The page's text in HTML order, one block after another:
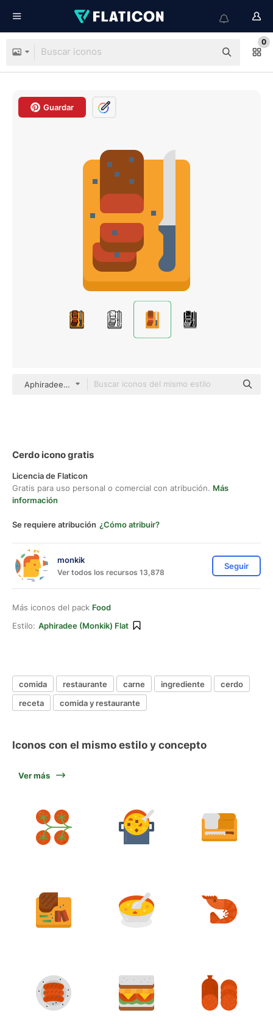
0
Guardar
Aphiradee (monkik) Flat
Cerdo icono gratis
Licencia de Flaticon
Gratis para uso personal o comercial con atribución. Más
información
Se requiere atribución ¿Cómo atribuir?
monkik
Ver todos los recursos 13,878
Seguir
Más iconos del pack Food
Estilo: Aphiradee (monkik) Flat
comida restaurante carne ingrediente
cerdo
receta
comida y restaurante
Iconos con el mismo estilo y concepto
Ver más